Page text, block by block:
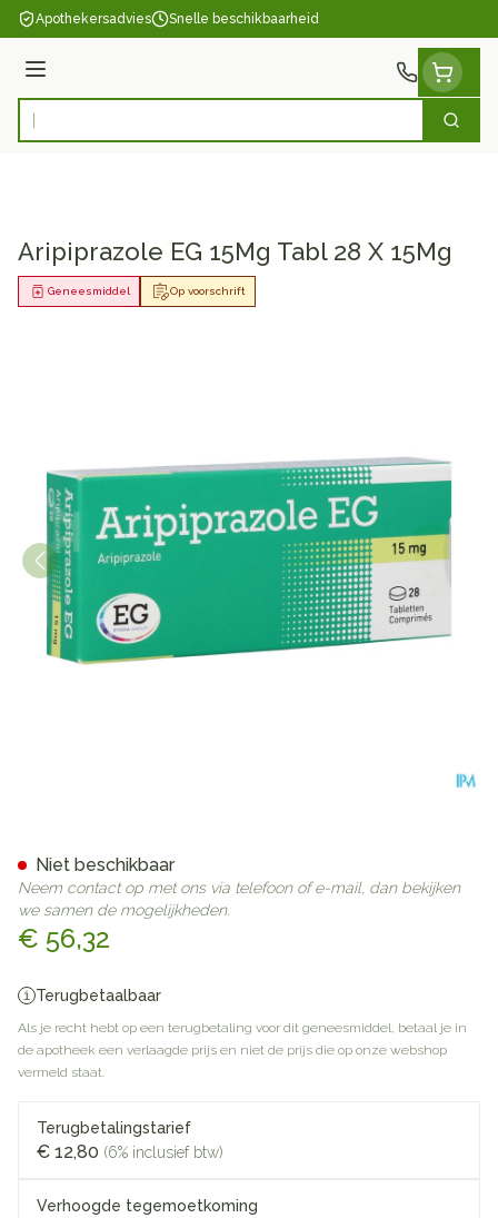
Ga naar de inhoud
Apothekersadvies Snelle beschikbaarheid
Menu
Product, merk, categorie... Zoek
Aripiprazole EG 15Mg Tabl 28 X 15Mg
Op voorschrift
Geneesmiddel
€ 56,32
Terugbetaalbaar
Als je recht hebt op een terugbetaling voor dit geneesmiddel, betaal je in
de apotheek een verlaagde prijs en niet de prijs die op onze webshop
vermeld staat.
Terugbetalingstarief
€ 12,80 (6% inclusief btw)
Verhoogde tegemoetkoming
Niet beschikbaar
Neem contact op met ons via telefoon of e-mail, dan bekijken
we samen de mogelijkheden.